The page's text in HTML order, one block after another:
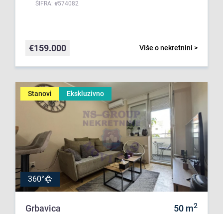
ŠIFRA: #574082
Više o nekretnini >
€159.000
Stanovi Ekskluzivno
360°
Grbavica 50 m2